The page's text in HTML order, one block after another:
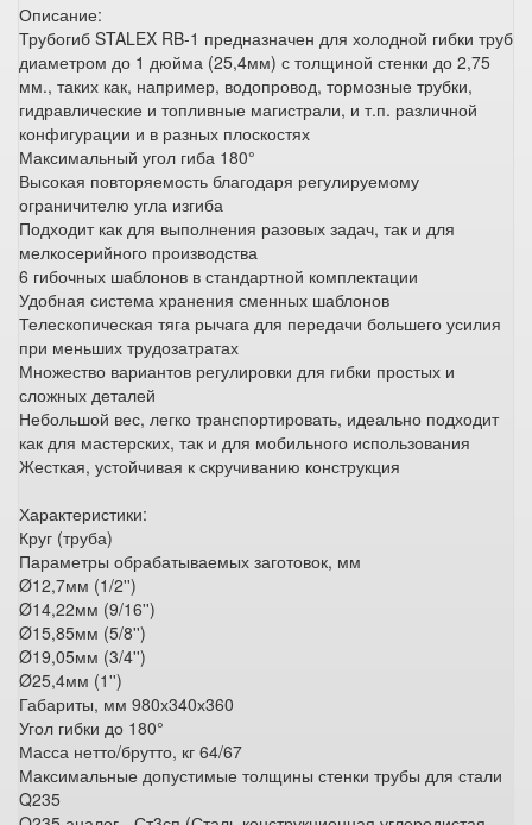
Описание:
Трубогиб STALEX RB-1 предназначен для холодной гибки труб
диаметром до 1 дюйма (25,4мм) с толщиной стенки до 2,75
мм., таких как, например, водопровод, тормозные трубки,
гидравлические и топливные магистрали, и т.п. различной
конфигурации и в разных плоскостях
Максимальный угол гиба 180°
Высокая повторяемость благодаря регулируемому
ограничителю угла изгиба
Подходит как для выполнения разовых задач, так и для
мелкосерийного производства
6 гибочных шаблонов в стандартной комплектации
Удобная система хранения сменных шаблонов
Телескопическая тяга рычага для передачи большего усилия
при меньших трудозатратах
Множество вариантов регулировки для гибки простых и
сложных деталей
Небольшой вес, легко транспортировать, идеально подходит
как для мастерских, так и для мобильного использования
Жесткая, устойчивая к скручиванию конструкция
Характеристики:
Круг (труба)
Параметры обрабатываемых заготовок, мм
Ø12,7мм (1/2'')
Ø14,22мм (9/16'')
Ø15,85мм (5/8'')
Ø19,05мм (3/4'')
Ø25,4мм (1'')
Габариты, мм 980х340х360
Угол гибки до 180°
Масса нетто/брутто, кг 64/67
Максимальные допустимые толщины стенки трубы для стали
Q235